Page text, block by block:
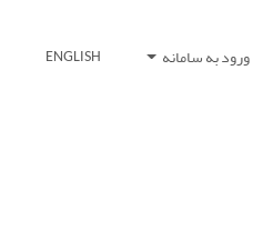
ورود به سامانه ENGLISH